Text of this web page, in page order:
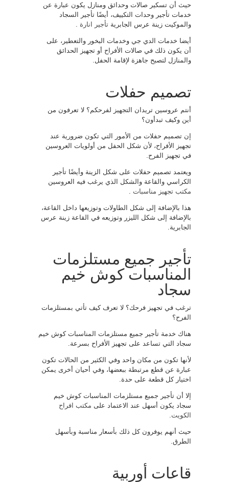
حيث أن تسكير صالات وحدائق ومنازل يكون عبارة عن
خدمات تأجير وحدات التكييف، أيضًا تأجير السجاد
والموكيت زينة عرس الجابرية تأجير انارة
أيضا خدمات الدي جي وخدمات البخور والتعطير، على
أن يكون ذلك في صالات الأفراح أو تجهيز الحدائق
والمنازل لتصبح جاهزة لإقامة الحفل.
تصميم حفلات
أنتم عروسين تريدان التجهيز لفرحكم؟ لا تعرفون من
أين وكيف تبدأون؟
إن تصميم حفلات من الأمور التي تكون ضرورية عند
تجهيز الأفراح، لأن شكل الحفل من أولويات العروسين
في تجهيز الفرح.
ويعتمد تصميم حفلات على شكل الزينة وأيضًا تأجير
الكراسي والقاعة والشكل الذي يرغب فيه العروسين
مكتب تجهيز مناسبات
هذا بالإضافة إلى شكل الطاولات وتوزيعها داخل القاعة،
بالإضافة إلى شكل الليزر وتوزيعه في القاعة زينة عرس
الجابرية.
تأجير جميع مستلزمات
المناسبات كوش خيم
سجاد
ترغب في تجهيز فرحك؟ لا تعرف كيف تأتي بمستلزمات
الفرح؟
هناك خدمة تأجير جميع مستلزمات المناسبات كوش خيم
سجاد التي تساعد على تجهيز الأفراح بسرعة.
لأنها تكون من مكان واحد وفي الكثير من الحالات تكون
عبارة عن قطع مرتبطة ببعضها، وفي أحيان أخرى يمكن
اختيار كل قطعة على حدة.
إلا أن تأجير جميع مستلزمات المناسبات كوش خيم
سجاد يكون أسهل عند الاعتماد على مكتب افراح
الكويت
حيث أنهم يوفرون كل ذلك بأسعار مناسبة وبأسهل
الطرق.
قاعات أوربية